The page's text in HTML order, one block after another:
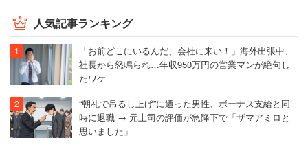
人気記事ランキング
「お前どこにいるんだ、会社に来い！」海外出張中、
社長から怒鳴られ…年収950万円の営業マンが絶句し
たワケ
“朝礼で吊るし上げ”に遭った男性、ボーナス支給と同
時に退職 → 元上司の評価が急降下で「ザマアミロと
思いました」